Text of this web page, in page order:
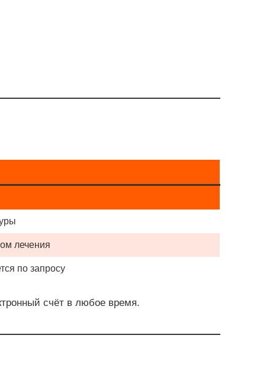
лечения
по запросу
счёт в любое время.